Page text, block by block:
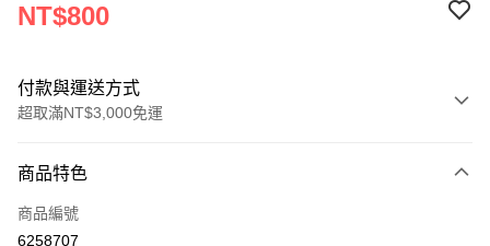
NT$800
付款與運送方式
超取滿NT$3,000免運
信用卡一次付款
超商取貨付款
商品特色
商品編號
6258707